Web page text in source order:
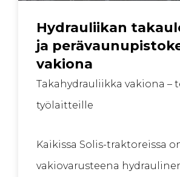
Hydrauliikan
ja
vakiona
Taka­hydrauliikka vakiona –
työlaitteille
Kaikissa Solis-traktoreissa
vakiovarusteena